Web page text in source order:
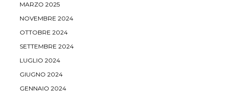
MARZO 2025
NOVEMBRE 2024
OTTOBRE 2024
SETTEMBRE 2024
LUGLIO 2024
GIUGNO 2024
GENNAIO 2024